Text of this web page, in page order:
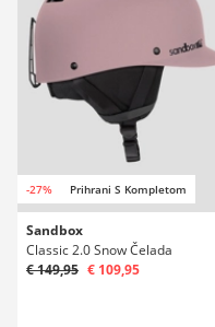
-27% Prihrani S Kompletom
Sandbox
Classic 2.0 Snow Čelada
€ 149,95 € 109,95